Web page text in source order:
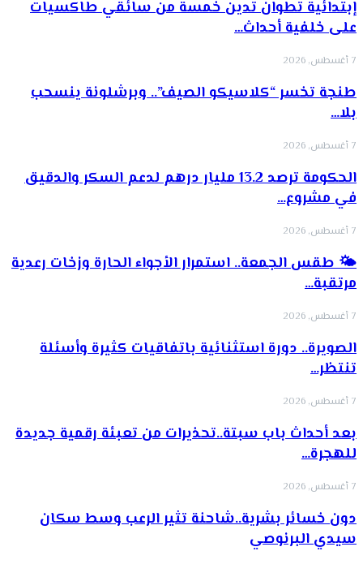
إبتدائية تطوان تدين خمسة من سائقي طاكسيات
على خلفية أحداث…
7 أغسطس, 2026
طنجة تخسر “كلاسيكو الصيف”.. وبرشلونة ينسحب
بلا…
7 أغسطس, 2026
الحكومة ترصد 13.2 مليار درهم لدعم السكر والدقيق
في مشروع…
7 أغسطس, 2026
🌤️ طقس الجمعة.. استمرار الأجواء الحارة وزخات رعدية
مرتقبة…
7 أغسطس, 2026
الصويرة.. دورة استثنائية باتفاقيات كثيرة وأسئلة
تنتظر…
7 أغسطس, 2026
بعد أحداث باب سبتة..تحذيرات من تعبئة رقمية جديدة
للهجرة…
7 أغسطس, 2026
دون خسائر بشرية..شاحنة تثير الرعب وسط سكان
سيدي البرنوصي